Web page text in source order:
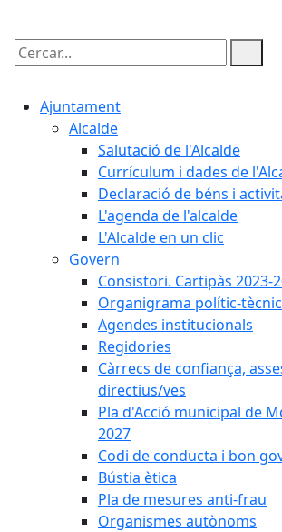
Cercar:
Ajuntament
Alcalde
Salutació de l'Alcalde
Currículum i dades de
Declaració de béns i
L'agenda de l'alcalde
L'Alcalde en un clic
Govern
Consistori. Cartipàs 2023-
Organigrama polític-tècnic
Agendes institucionals
Regidories
Càrrecs de confiança,
directius/ves
Pla d'Acció municipal de
2027
Codi de conducta i bon
Bústia ètica
Pla de mesures anti-frau
Organismes autònoms